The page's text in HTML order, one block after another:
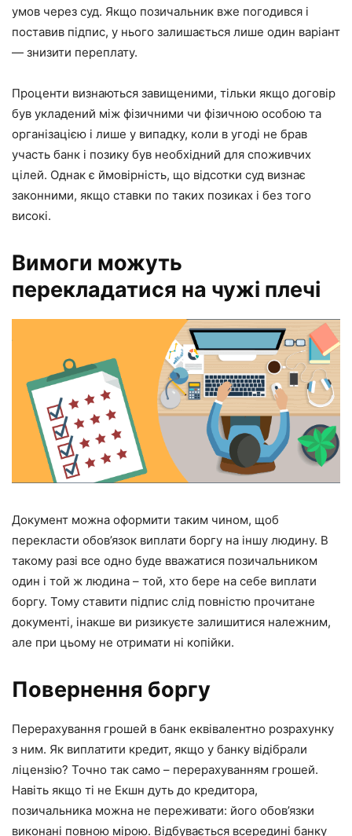
умов через суд. Якщо позичальник вже погодився і
поставив підпис, у нього залишається лише один варіант
— знизити переплату.
Проценти визнаються завищеними, тільки якщо договір
був укладений між фізичними чи фізичною особою та
організацією і лише у випадку, коли в угоді не брав
участь банк і позику був необхідний для споживчих
цілей. Однак є ймовірність, що відсотки суд визнає
законними, якщо ставки по таких позиках і без того
високі.
Вимоги можуть
перекладатися на чужі плечі
Документ можна оформити таким чином, щоб
перекласти обов’язок виплати боргу на іншу людину. В
такому разі все одно буде вважатися позичальником
один і той ж людина – той, хто бере на себе виплати
боргу. Тому ставити підпис слід повністю прочитане
документі, інакше ви ризикуєте залишитися належним,
але при цьому не отримати ні копійки.
Повернення боргу
Перерахування грошей в банк еквівалентно розрахунку
з ним. Як виплатити кредит, якщо у банку відібрали
ліцензію? Точно так само – перерахуванням грошей.
Навіть якщо ті не Екшн дуть до кредитора,
позичальника можна не переживати: його обов’язки
виконані повною мірою. Відбувається всередині банку